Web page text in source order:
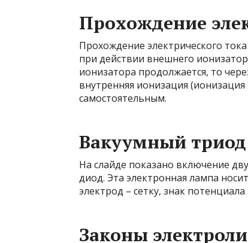
Прохождение
Прохождение электрического
при действии внешнего
ионизатора продолжается, то
внутренняя ионизация
самостоятельным.
Вакуумный триод
На слайде показано включение
диод. Эта электронная лампа
электрод – сетку, знак
Законы